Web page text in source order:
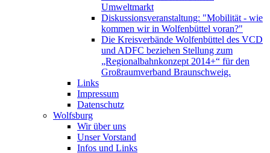
Umweltmarkt
Diskussionsveranstaltung: "Mobilität - wie
kommen wir in Wolfenbüttel voran?"
Die Kreisverbände Wolfenbüttel des VCD
und ADFC beziehen Stellung zum
„Regionalbahnkonzept 2014+“ für den
Großraumverband Braunschweig.
Links
Impressum
Datenschutz
Wolfsburg
Wir über uns
Unser Vorstand
Infos und Links